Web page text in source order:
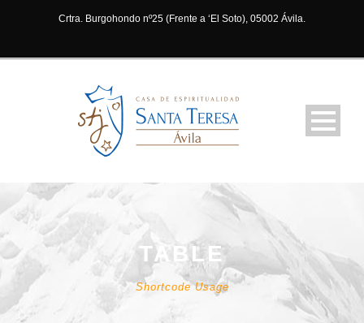
Crtra. Burgohondo nº25 (Frente a ‘El Soto), 05002 Ávila.
TABLE
Shortcode Usage